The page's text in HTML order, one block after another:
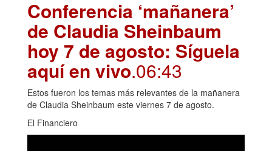
Conferencia ‘mañanera’
de Claudia Sheinbaum
hoy 7 de agosto: Síguela
aquí en vivo.06:43
Estos fueron los temas más relevantes de la mañanera
de Claudia Sheinbaum este viernes 7 de agosto.
El Financiero